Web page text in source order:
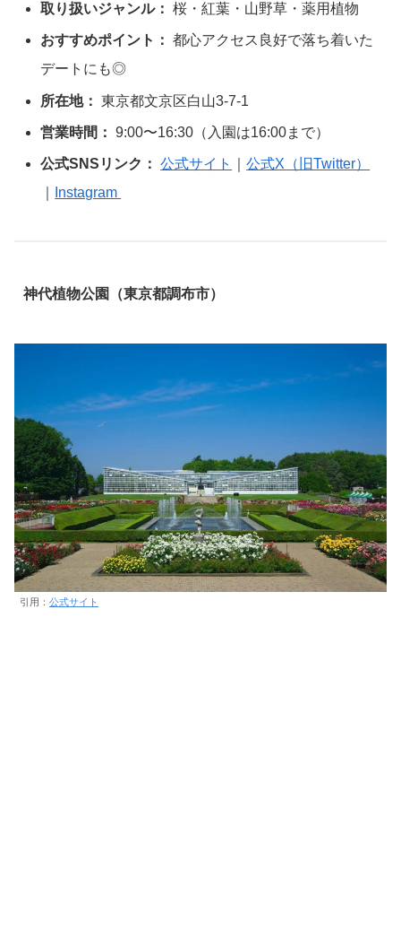
取り扱いジャンル： 桜・紅葉・山野草・薬用植物
おすすめポイント： 都心アクセス良好で落ち着いた
デートにも◎
所在地： 東京都文京区白山3-7-1
営業時間： 9:00〜16:30（入園は16:00まで）
公式SNSリンク： 公式サイト ｜公式X（旧Twitter）
Instagram
神代植物公園（東京都調布市）
引用： 公式サイト